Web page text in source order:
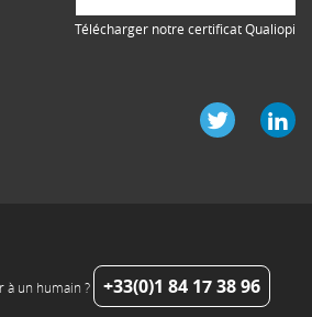
Télécharger notre certificat Qualiopi
à un humain ? +33(0)1 84 17 38 96